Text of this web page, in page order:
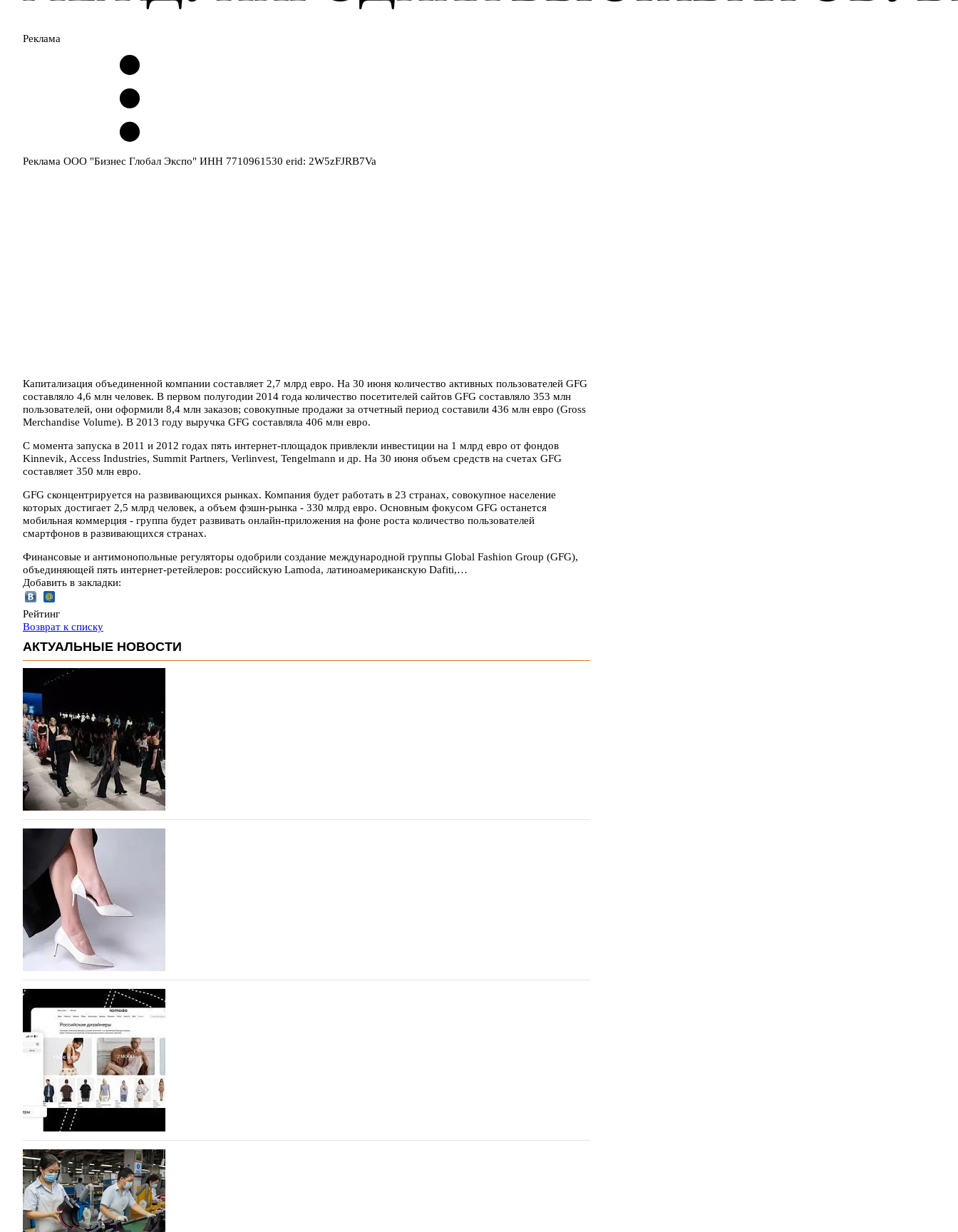
Реклама
Реклама ООО "Бизнес Глобал Экспо" ИНН 7710961530 erid: 2W5zFJRB7Va
Капитализация объединенной компании составляет 2,7 млрд евро. На 30 июня количество активных пользователей GFG
составляло 4,6 млн человек. В первом полугодии 2014 года количество посетителей сайтов GFG составляло 353 млн
пользователей, они оформили 8,4 млн заказов; совокупные продажи за отчетный период составили 436 млн евро (Gross
Merchandise Volume). В 2013 году выручка GFG составляла 406 млн евро.
С момента запуска в 2011 и 2012 годах пять интернет-площадок привлекли инвестиции на 1 млрд евро от фондов
Kinnevik, Access Industries, Summit Partners, Verlinvest, Tengelmann и др. На 30 июня объем средств на счетах GFG
составляет 350 млн евро.
GFG сконцентрируется на развивающихся рынках. Компания будет работать в 23 странах, совокупное население
которых достигает 2,5 млрд человек, а объем фэшн-рынка - 330 млрд евро. Основным фокусом GFG останется
мобильная коммерция - группа будет развивать онлайн-приложения на фоне роста количество пользователей
смартфонов в развивающихся странах.
Финансовые и антимонопольные регуляторы одобрили создание международной группы Global Fashion Group (GFG),
объединяющей пять интернет-ретейлеров: российскую Lamoda, латиноамериканскую Dafiti,…
Добавить в закладки:
Рейтинг
Возврат к списку
АКТУАЛЬНЫЕ НОВОСТИ
На участие в Московской неделе моды подано 1047 заявок
На участие в седьмой Московской неделе моды, которая пройдет в российской столице с 26 сентября по 1
октября, уже подано 1047 заявок. Примерно половину из них (494) прислали дизайнеры, коллекции
которых не были представлены в…
07.08.2026 90
BALLINA представит свои новинки на Euro Shoes
Компания BALLINA Guangzhou Lihuang Footwear Co., Ltd., основанная в 2011 году и расположенная в
Гуанчжоу, столице моды Китая, является профессиональной обувной компанией, объединяющей
разработку, производство и…
07.08.2026 108
На платформе Lamoda - новый раздел и условия продвижения локальных
дизайнерских марок
Российский маркетплейс Lamoda решил обновить раздел для продажи продукции локальных дизайнерских
марок одежды, обуви и аксессуаров. Бренды также получат маркетинговую…